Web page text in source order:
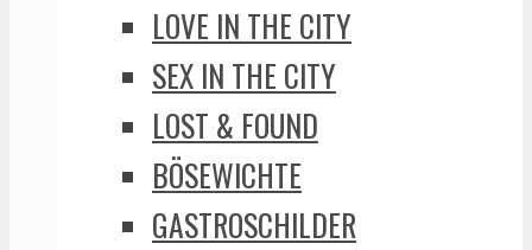
LOVE IN THE CITY
SEX IN THE CITY
LOST & FOUND
BÖSEWICHTE
GASTROSCHILDER